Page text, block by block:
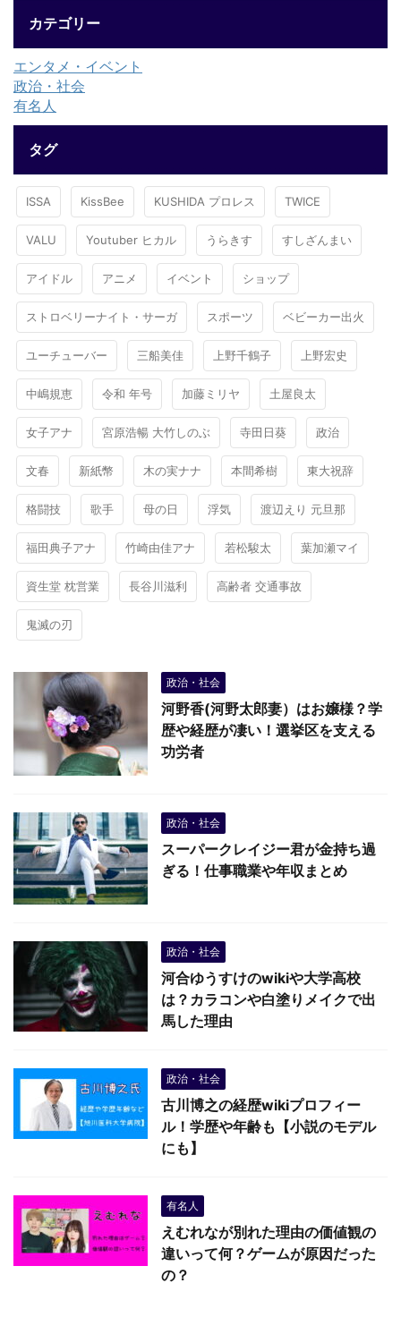
カテゴリー
エンタメ・イベント
政治・社会
有名人
タグ
ISSA KissBee KUSHIDA プロレス TWICE
VALU Youtuber ヒカル うらきす すしざんまい
アイドル アニメ イベント ショップ
ストロベリーナイト・サーガ スポーツ ベビーカー出火
ユーチューバー 三船美佳 上野千鶴子 上野宏史
中嶋規恵 令和 年号 加藤ミリヤ 土屋良太
女子アナ 宮原浩暢 大竹しのぶ 寺田日葵 政治
文春 新紙幣 木の実ナナ 本間希樹 東大祝辞
格闘技 歌手 母の日 浮気 渡辺えり 元旦那
福田典子アナ 竹崎由佳アナ 若松駿太 葉加瀬マイ
資生堂 枕営業 長谷川滋利 高齢者 交通事故
鬼滅の刃
政治・社会
河野香(河野太郎妻）はお嬢様？学
歴や経歴が凄い！選挙区を支える
功労者
政治・社会
スーパークレイジー君が金持ち過
ぎる！仕事職業や年収まとめ
政治・社会
河合ゆうすけのwikiや大学高校
は？カラコンや白塗りメイクで出
馬した理由
政治・社会
古川博之の経歴wikiプロフィー
ル！学歴や年齢も【小説のモデル
にも】
有名人
えむれなが別れた理由の価値観の
違いって何？ゲームが原因だった
の？